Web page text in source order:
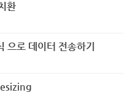
환
로 데이터 전송하기